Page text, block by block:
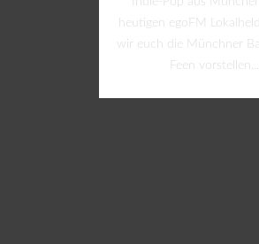
heutigen egoFM
wir euch die Münchner
Feen